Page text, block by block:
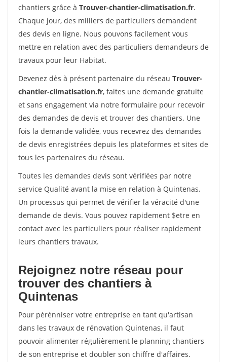
chantiers grâce à Trouver-chantier-climatisation.fr.
Chaque jour, des milliers de particuliers demandent
des devis en ligne. Nous pouvons facilement vous
mettre en relation avec des particuliers demandeurs de
travaux pour leur Habitat.
Devenez dès à présent partenaire du réseau Trouver-
chantier-climatisation.fr, faites une demande gratuite
et sans engagement via notre formulaire pour recevoir
des demandes de devis et trouver des chantiers. Une
fois la demande validée, vous recevrez des demandes
de devis enregistrées depuis les plateformes et sites de
tous les partenaires du réseau.
Toutes les demandes devis sont vérifiées par notre
service Qualité avant la mise en relation à Quintenas.
Un processus qui permet de vérifier la véracité d'une
demande de devis. Vous pouvez rapidement $etre en
contact avec les particuliers pour réaliser rapidement
leurs chantiers travaux.
Rejoignez notre réseau pour
trouver des chantiers à
Quintenas
Pour pérénniser votre entreprise en tant qu'artisan
dans les travaux de rénovation Quintenas, il faut
pouvoir alimenter régulièrement le planning chantiers
de son entreprise et doubler son chiffre d'affaires.